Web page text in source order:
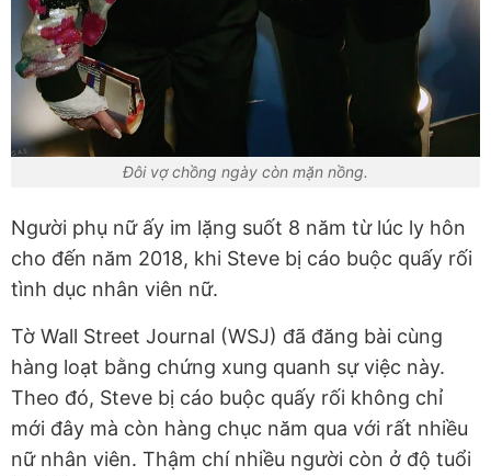
Đôi vợ chồng ngày còn mặn nồng.
Người phụ nữ ấy im lặng suốt 8 năm từ lúc ly hôn
cho đến năm 2018, khi Steve bị cáo buộc quấy rối
tình dục nhân viên nữ.
Tờ Wall Street Journal (WSJ) đã đăng bài cùng
hàng loạt bằng chứng xung quanh sự việc này.
Theo đó, Steve bị cáo buộc quấy rối không chỉ
mới đây mà còn hàng chục năm qua với rất nhiều
nữ nhân viên. Thậm chí nhiều người còn ở độ tuổi